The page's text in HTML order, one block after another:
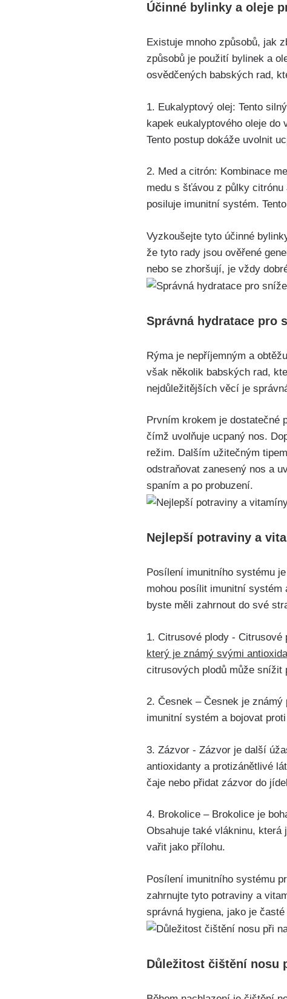
Účinné bylinky‌ a oleje
Existuje mnoho způsobů, jak
způsobů je použití bylinek a
osvědčených ⁢babských rad,
1. Eukalyptový ‌olej: Tento‍
kapek ‌eukalyptového oleje ‌do
‌Tento postup ​dokáže uvolnit
2. Med a citrón: Kombinace
medu s‌ šťávou z půlky​
posiluje imunitní systém.
Vyzkoušejte tyto účinné
že tyto rady jsou ověřené
nebo se zhoršují, je vždy
Správná ⁤hydratace pro
Rýma⁢ je ⁢nepříjemným ⁣a
však několik babských rad,
nejdůležitějších věcí je
Prvním krokem je dostatečné
čímž uvolňuje ucpaný nos.
režim. Dalším užitečným
odstraňovat zanesený‌ nos a⁢
spaním a po ⁤probuzení.
Nejlepší potraviny ‌a
Posílení⁤ imunitního ‍systému
mohou posílit ⁤imunitní
byste​ měli ⁢zahrnout ⁣do své
1. Citrusové ‍plody ‍- Citrusové
který‌ je ⁣známý svými
citrusových plodů může snížit
2. Česnek – Česnek je
imunitní systém a ⁣bojovat
3. Zázvor ⁣- Zázvor je další
antioxidanty a​ protizánětlivé
‌čaje nebo přidat zázvor do
4. ‌Brokolice – Brokolice je
Obsahuje také vlákninu,‍
vařit jako přílohu.
Posílení⁤ imunitního systému
zahrnujte tyto ⁣potraviny a
správná hygiena,⁢ jako ⁤je
Důležitost čištění ‍nosu